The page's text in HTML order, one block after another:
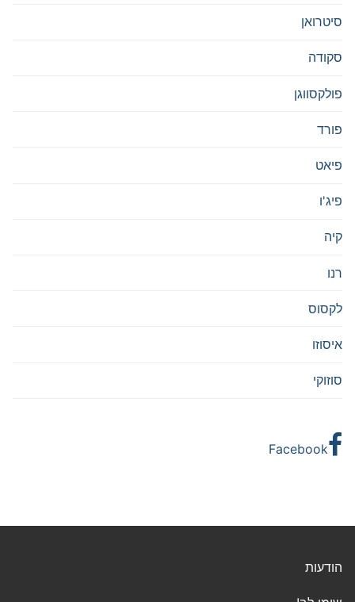
סיטרואן
סקודה
פולקסווגן
פורד
פיאט
פיג'ו
קיה
רנו
לקסוס
איסוזו
סוזוקי
Facebook
הודעות